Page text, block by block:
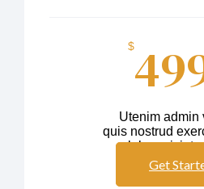
$
Utenim admin
quis nostrud
labos nisiut
Get